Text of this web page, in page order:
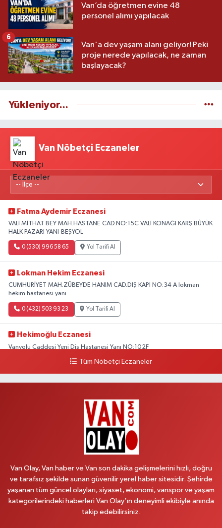
Van’da öğretmen evine 48
personel alımı yapılacak
Van'a dev yaşam alanı geliyor! Peki
proje nerede yapılacak, ne zaman
başlayacak?
6
Yükleniyor...
Van Nöbetçi Eczaneler
Fatma Aydemir Eczanesi
VALİ MİTHAT BEY MAH.HASTANE CAD.NO:15C VALİ KONAĞI KARŞ.BÜYÜK
HALK PAZARI YANI-BEŞYOL
0 (530) 996 58 65 Yol Tarifi Al
Lokman Hekim Eczanesi
CUMHURİYET MAH.ZÜBEYDE HANIM CAD.DIŞ KAPI NO:34 A lokman
hekim hastanesi yanı
0 (432) 503 93 23 Yol Tarifi Al
Hekimoğlu Eczanesi
Vanyolu Caddesi Yeni Diş Hastanesi Yanı NO:102F
Yol Tarifi Al
CUMHURİYET MAH.KONAK SK.NO:6
Yol Tarifi Al
HATUNİYE MAHALLESİ ASMİN SOKAK NO:3 A ÖZEL AKDAMAR
0 (432) 217 11 10 Yol Tarifi Al
Akdağ Eczanesi
SÜPHAN MAH.İPEKYOLU CAD.NO:283G BAHÇEŞEHİR KOLEJİ KARŞISI-
Tüm Nöbetçi Eczaneler
Van Olay, Van haber ve Van son dakika gelişmelerini hızlı, doğru
ve tarafsız şekilde sunan güvenilir yerel haber sitesidir. Şehirde
yaşanan tüm güncel olayları, siyaset, ekonomi, vanspor ve yaşam
kategorilerindeki haberleri Van Olay’ın deneyimli ekibiyle anında
takip edebilirsiniz.